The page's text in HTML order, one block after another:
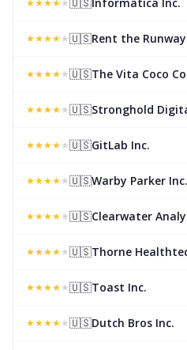
★★★★★
★★★★★🇺🇸Rent the
★★★★★🇺🇸The Vita Coco
★★★★★🇺🇸Stronghold
★★★★★🇺🇸GitLab Inc.
★★★★★🇺🇸Warby Parker Inc.
★★★★★🇺🇸Clearwater
★★★★★🇺🇸Thorne
★★★★★🇺🇸Toast Inc.
★★★★★🇺🇸Dutch Bros Inc.